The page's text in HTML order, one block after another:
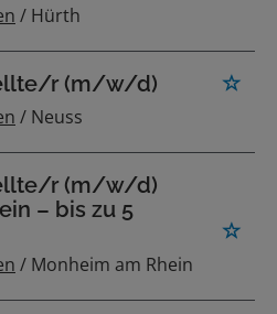
/ Hürth
r (m/w/d)
/ Neuss
r (m/w/d)
– bis zu 5
/ Monheim am Rhein